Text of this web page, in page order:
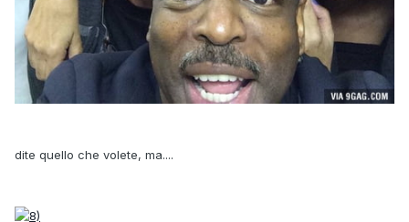
dite quello che volete, ma....